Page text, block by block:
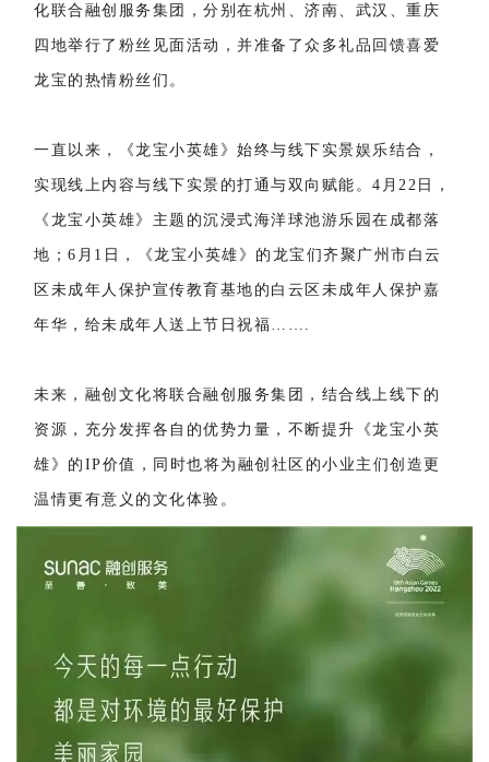
化联合融创服务集团，分别在杭州、济南、武汉、重庆
四地举行了粉丝见面活动，并准备了众多礼品回馈喜爱
龙宝的热情粉丝们。
一直以来，《龙宝小英雄》始终与线下实景娱乐结合，
实现线上内容与线下实景的打通与双向赋能。4月22日，
《龙宝小英雄》主题的沉浸式海洋球池游乐园在成都落
地；6月1日，《龙宝小英雄》的龙宝们齐聚广州市白云
区未成年人保护宣传教育基地的白云区未成年人保护嘉
年华，给未成年人送上节日祝福…….
未来，融创文化将联合融创服务集团，结合线上线下的
资源，充分发挥各自的优势力量，不断提升《龙宝小英
雄》的IP价值，同时也将为融创社区的小业主们创造更
温情更有意义的文化体验。